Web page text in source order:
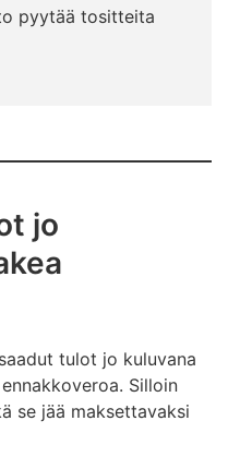
pyytää tositteita
jo
tulot jo kuluvana
Silloin
se jää maksettavaksi